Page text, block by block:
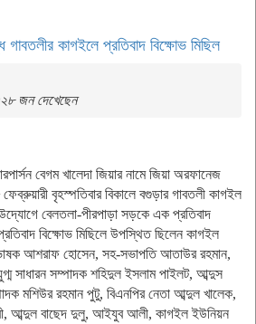
গাবতলীর কাগইলে প্রতিবাদ বিক্ষোভ মিছিল
জন দেখেছেন
বেগম খালেদা জিয়ার নামে জিয়া অরফানেজ
ফেব্রুয়ারী বৃহস্পতিবার বিকালে বগুড়ার গাবতলী কাগইল
বেলতলা-পীরপাড়া সড়কে এক প্রতিবাদ
বিক্ষোভ মিছিলে উপস্থিত ছিলেন কাগইল
আশরাফ হোসেন, সহ-সভাপতি আতাউর রহমান,
সাধারন সম্পাদক শহিদুল ইসলাম পাইলট, আব্দুস
মশিউর রহমান পুটু, বিএনপির নেতা আব্দুল খালেক,
আব্দুল বাছেদ দুলু, আইযুব আলী, কাগইল ইউনিয়ন